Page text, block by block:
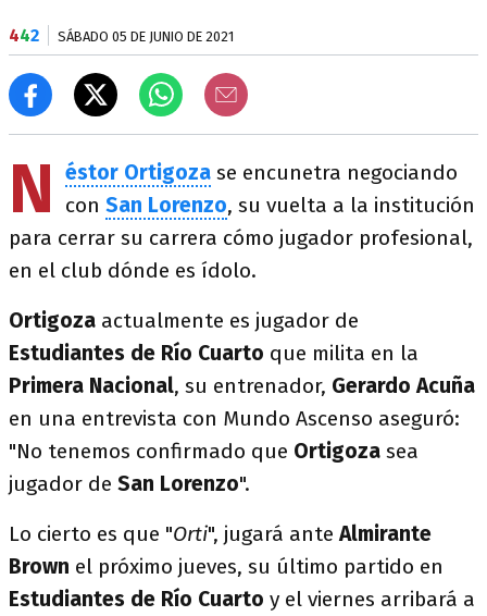
442 SÁBADO 05 DE JUNIO DE 2021
N éstor Ortigoza se encunetra negociando
con San Lorenzo, su vuelta a la institución
para cerrar su carrera cómo jugador profesional,
en el club dónde es ídolo.
Ortigoza actualmente es jugador de
Estudiantes de Río Cuarto que milita en la
Primera Nacional, su entrenador, Gerardo Acuña
en una entrevista con Mundo Ascenso aseguró:
"No tenemos confirmado que Ortigoza sea
jugador de San Lorenzo".
Lo cierto es que "Orti", jugará anteAlmirante
Brown el próximo jueves, su último partido en
Estudiantes de Río Cuarto y el viernes arribará a